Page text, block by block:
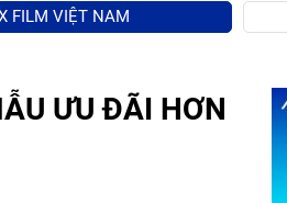
FILM VIỆT NAM
ƯU ĐÃI HƠN